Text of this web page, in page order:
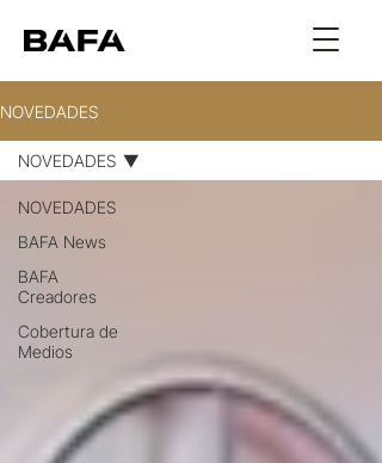
NOVEDADES
NOVEDADES
BAFA News
BAFA
Creadores
Cobertura de
Medios
NOVEDADES